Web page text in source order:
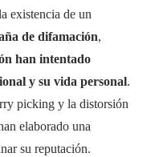
existencia de un
de difamación,
han intentado
y su vida personal.
picking y la distorsión
elaborado una
su reputación.